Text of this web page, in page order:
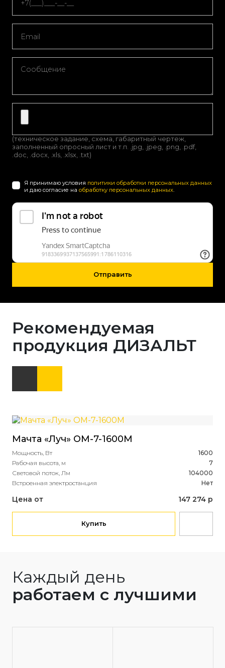
(техническое задание, схема, габаритный чертеж,
заполненный опросный лист и т.п. .jpg, .jpeg, .png, .pdf,
.doc, .docx, .xls, .xlsx, .txt)
Я принимаю условия политики обработки персональных данных
и даю согласие на обработку персональных данных
Отправить
Рекомендуемая
продукция ДИЗАЛЬТ
Мачта «Луч» ОМ-7-1600М
Мощность, Вт
1600
Рабочая высота, м
7
Световой поток, Лм
104000
Встроенная электростанция
Нет
Цена от 147 274 р
Купить
Каждый день
работаем с лучшими